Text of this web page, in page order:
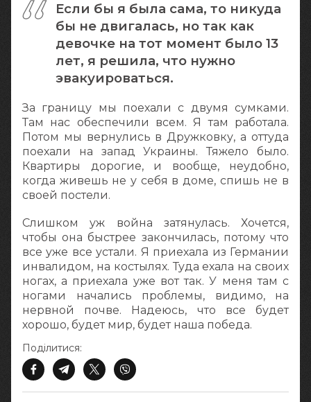
Если бы я была сама, то никуда
бы не двигалась, но так как
девочке на тот момент было 13
лет, я решила, что нужно
эвакуироваться.
За границу мы поехали с двумя сумками.
Там нас обеспечили всем. Я там работала.
Потом мы вернулись в Дружковку, а оттуда
поехали на запад Украины. Тяжело было.
Квартиры дорогие, и вообще, неудобно,
когда живешь не у себя в доме, спишь не в
своей постели.
Слишком уж война затянулась. Хочется,
чтобы она быстрее закончилась, потому что
все уже все устали. Я приехала из Германии
инвалидом, на костылях. Туда ехала на своих
ногах, а приехала уже вот так. У меня там с
ногами начались проблемы, видимо, на
нервной почве. Надеюсь, что все будет
хорошо, будет мир, будет наша победа.
Поділитися: